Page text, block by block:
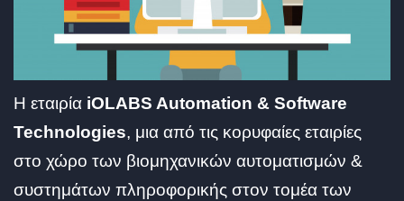
Η εταιρία iOLABS Automation & Software
Technologies, μια από τις κορυφαίες εταιρίες
στο χώρο των βιομηχανικών αυτοματισμών &
συστημάτων πληροφορικής στον τομέα των